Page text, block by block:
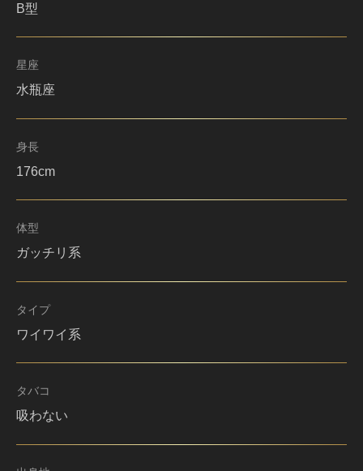
B型
星座
水瓶座
身長
176cm
体型
ガッチリ系
タイプ
ワイワイ系
タバコ
吸わない